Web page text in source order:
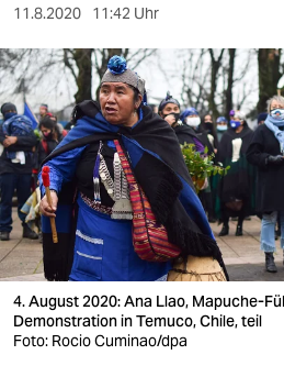
sport
berlin
nord
wahrheit
verlag
verlag
11.8.2020 11:42 Uhr
4. August 2020: Ana Llao, Mapuche-
Demonstration in Temuco, Chile, teil
Foto: Rocio Cuminao/dpa